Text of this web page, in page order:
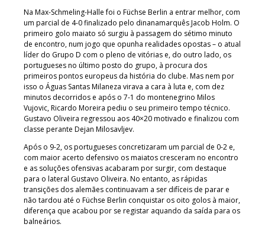
Na Max-Schmeling-Halle foi o Füchse Berlin a entrar melhor, com
um parcial de 4-0 finalizado pelo dinanamarquês Jacob Holm. O
primeiro golo maiato só surgiu à passagem do sétimo minuto
de encontro, num jogo que opunha realidades opostas – o atual
líder do Grupo D com o pleno de vitórias e, do outro lado, os
portugueses no último posto do grupo, à procura dos
primeiros pontos europeus da história do clube. Mas nem por
isso o Águas Santas Milaneza virava a cara à luta e, com dez
minutos decorridos e após o 7-1 do montenegrino Milos
Vujovic, Ricardo Moreira pediu o seu primeiro tempo técnico.
Gustavo Oliveira regressou aos 40×20 motivado e finalizou com
classe perante Dejan Milosavljev.
Após o 9-2, os portugueses concretizaram um parcial de 0-2 e,
com maior acerto defensivo os maiatos cresceram no encontro
e as soluções ofensivas acabaram por surgir, com destaque
para o lateral Gustavo Oliveira. No entanto, as rápidas
transições dos alemães continuavam a ser difíceis de parar e
não tardou até o Füchse Berlin conquistar os oito golos à maior,
diferença que acabou por se registar aquando da saída para os
balneários.